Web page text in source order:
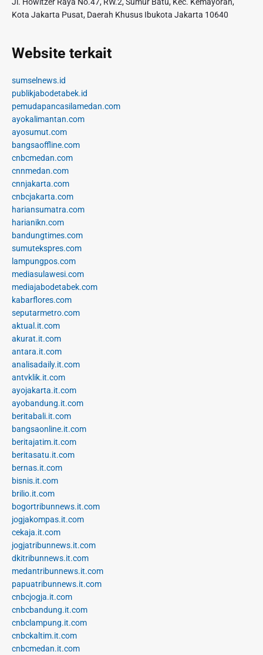
Kota Jakarta Pusat, Daerah Khusus Ibukota Jakarta 10640
Website terkait
sumselnews.id
publikjabodetabek.id
pemudapancasilamedan.com
ayokalimantan.com
ayosumut.com
bangsaoffline.com
cnbcmedan.com
cnnmedan.com
cnnjakarta.com
cnbcjakarta.com
hariansumatra.com
harianikn.com
bandungtimes.com
sumutekspres.com
lampungpos.com
mediasulawesi.com
mediajabodetabek.com
kabarflores.com
seputarmetro.com
aktual.it.com
akurat.it.com
antara.it.com
analisadaily.it.com
antvklik.it.com
ayojakarta.it.com
ayobandung.it.com
beritabali.it.com
bangsaonline.it.com
beritajatim.it.com
beritasatu.it.com
bernas.it.com
bisnis.it.com
brilio.it.com
bogortribunnews.it.com
jogjakompas.it.com
cekaja.it.com
jogjatribunnews.it.com
dkitribunnews.it.com
medantribunnews.it.com
papuatribunnews.it.com
cnbcjogja.it.com
cnbcbandung.it.com
cnbclampung.it.com
cnbckaltim.it.com
cnbcmedan.it.com